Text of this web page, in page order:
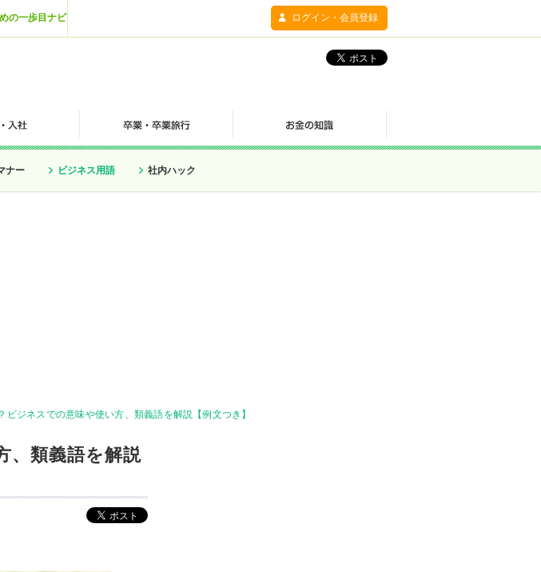
の一歩目ナビ ログイン・会員登録
ナー ビジネス用語 社内ハック
ビジネスでの意味や使い方、類義語を解説【例文つき】
、類義語を解説